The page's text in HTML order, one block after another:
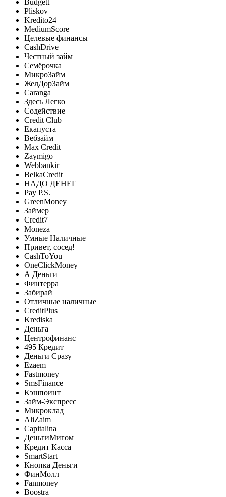
Pliskov
Kredito24
MediumScore
Целевые финансы
CashDrive
Честный займ
Семёрочка
МикроЗайм
ЖелДорЗайм
Caranga
Здесь Легко
Содействие
Credit Club
Екапуста
Вебзайм
Max Credit
Zaymigo
Webbankir
BelkaCredit
НАДО ДЕНЕГ
Pay P.S.
GreenMoney
Займер
Credit7
Moneza
Умные Наличные
Привет, сосед!
CashToYou
OneClickMoney
А Деньги
Финтерра
Забирай
Отличные наличные
CreditPlus
Krediska
Деньга
Центрофинанс
495 Кредит
Деньги Сразу
Ezaem
Fastmoney
SmsFinance
Кэшпоинт
Займ-Экспресс
Микроклад
AliZaim
Capitalina
ДеньгиМигом
Кредит Касса
SmartStart
Кнопка Деньги
ФинМолл
Fanmoney
Boostra